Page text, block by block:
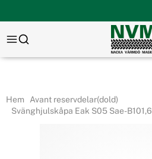
Hem
Avant reservdelar(dold)
Svänghjulskåpa Eak S05 Sae-B101,6